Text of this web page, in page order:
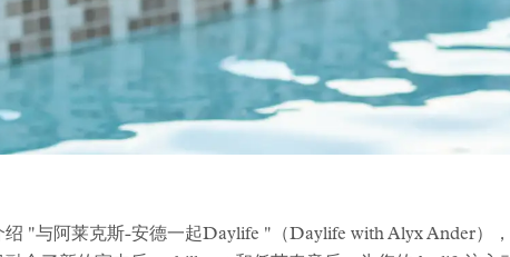
绍 "与阿莱克斯-安德一起Daylife "（Daylife with Alyx Ander）